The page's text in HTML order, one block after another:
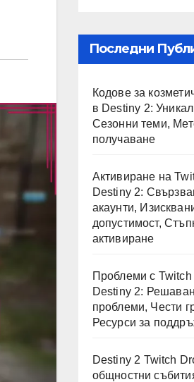
Последни
Кодове за
в Destiny 2:
Сезонни теми,
получаване
Активиране на
Destiny 2:
акаунти,
допустимост,
активиране
Проблеми с Twitch
Destiny 2:
проблеми, Чести
Ресурси за
Destiny 2 Twitch
общностни